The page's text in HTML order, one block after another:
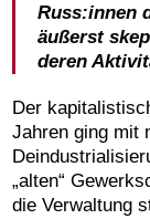
Russ:innen
äußerst
deren
Der
Jahren ging mit
„alten“
die Verwaltung